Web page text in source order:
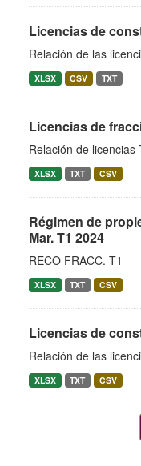
Licencias de
Relación de las
XLSX CSV TXT
Licencias de
Relación de licencias
XLSX TXT CSV
Régimen de
Mar. T1 2024
RECO FRACC. T1
XLSX TXT CSV
Licencias de
Relación de las
XLSX TXT CSV